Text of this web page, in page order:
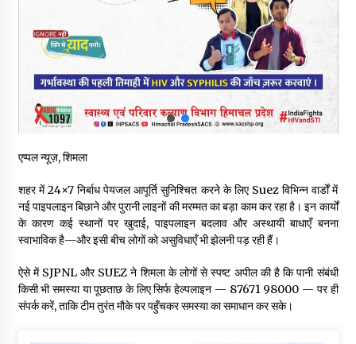
शिक्षा निदेशालय ने जारी किया स्पष्टीकरण
देहरा पुलिस की बड़ी कार्रवाई- 90 लाख नकद और 2 करोड़के सोने के
आभूषण बरामद, 7 आरोपी गिरफ्तार
वन विभाग एवं रेड क्रॉस सोसायटी के संयुक्त तत्वावधान में शूराला में वृक्षारोपण
अभियान आयोजित
05/08/2026
हिमाचल में प्रतिशोध की राजनीति के खिलाफ भाजपा ने शिमला CM आवास
ओकओवर घेराव में किया शक्ति प्रदर्शन
05/08/2026
एप्पल न्यूज़, शिमला
शहर में 24×7 निर्बाध पेयजल आपूर्ति सुनिश्चित करने के लिए Suez विभिन्न वार्डों में
नई पाइपलाइन बिछाने और पुरानी लाइनों की मरम्मत का बड़ा काम कर रहा है। इन कार्यों
के कारण कई स्थानों पर खुदाई, पाइपलाइन बदलाव और अस्थायी बाधाएँ बनना
स्वाभाविक है—और इसी बीच लोगों को असुविधाएँ भी झेलनी पड़ रही हैं।
ऐसे में SJPNL और SUEZ ने शिमला के लोगों से स्पष्ट अपील की है कि पानी संबंधी
किसी भी समस्या या पूछताछ के लिए सिर्फ हेल्पलाइन — 87671 98000 — पर ही
संपर्क करें, ताकि टीम तुरंत मौके पर पहुँचकर समस्या का समाधान कर सके।